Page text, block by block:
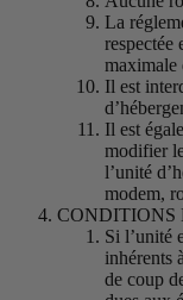
La
respectée
maximale
Il est
Il est
modifier
l’unité
modem,
CONDITIONS
Si l’unité
inhérents
de coup